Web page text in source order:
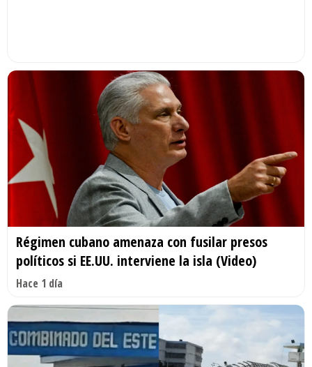
Régimen cubano amenaza con fusilar presos
políticos si EE.UU. interviene la isla (Video)
Hace 1 día